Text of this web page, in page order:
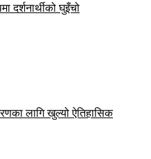
दर्शनार्थीको घुइँचो
लागि खुल्यो ऐतिहासिक